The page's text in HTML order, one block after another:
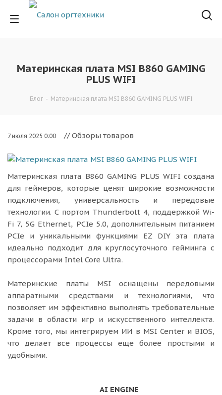
Материнская плата MSI B860 GAMING
PLUS WIFI
Блог - Материнская плата MSI B860 GAMING PLUS WIFI
7 июля 2025 0:00 // Обзоры товаров
Материнская плата B860 GAMING PLUS WIFI создана
для геймеров, которые ценят широкие возможности
подключения, универсальность и передовые
технологии. С портом Thunderbolt 4, поддержкой Wi-
Fi 7, 5G Ethernet, PCIe 5.0, дополнительным питанием
PCIe и уникальными функциями EZ DIY эта плата
идеально подходит для круглосуточного гейминга с
процессорами Intel Core Ultra.
Материнские платы MSI оснащены передовыми
аппаратными средствами и технологиями, что
позволяет им эффективно выполнять требовательные
задачи в области игр и искусственного интеллекта.
Кроме того, мы интегрируем ИИ в MSI Center и BIOS,
что делает все процессы еще более простыми и
удобными.
AI ENGINE